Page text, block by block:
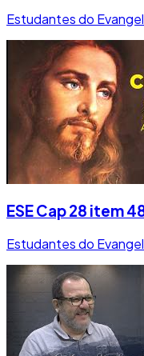
Estudantes do
ESE Cap 28 item
Estudantes do